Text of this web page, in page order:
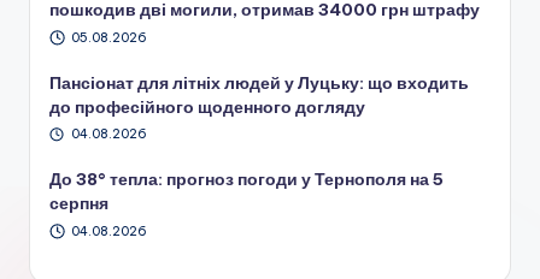
пошкодив дві могили, отримав 34000 грн штрафу
05.08.2026
Пансіонат для літніх людей у Луцьку: що входить
до професійного щоденного догляду
04.08.2026
До 38° тепла: прогноз погоди у Тернополя на 5
серпня
04.08.2026